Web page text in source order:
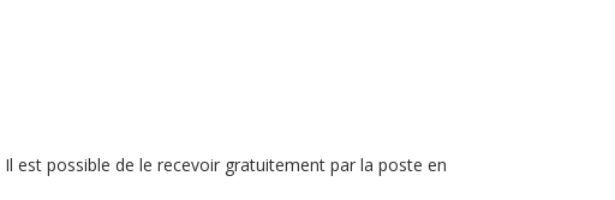
est possible de le recevoir gratuitement par la poste en